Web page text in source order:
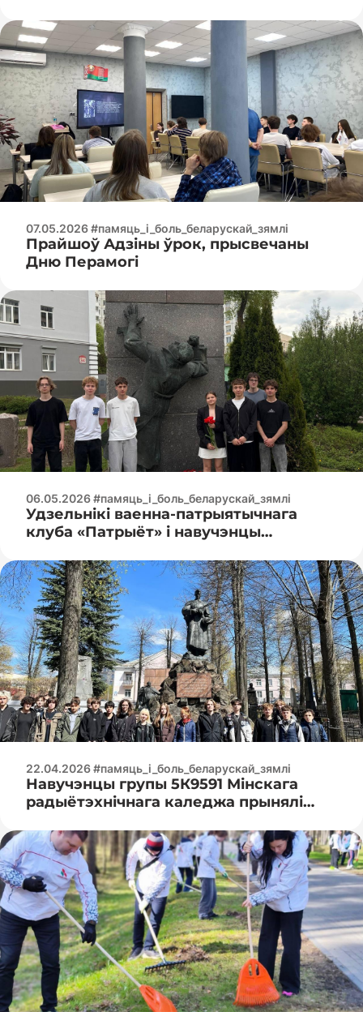
07.05.2026 #памяць_і_боль_беларускай_зямлі
Прайшоў Адзіны ўрок, прысвечаны
Дню Перамогі
06.05.2026 #памяць_і_боль_беларускай_зямлі
Удзельнікі ваенна-патрыятычнага
клуба «Патрыёт» і навучэнцы
помніка кветкі
22.04.2026 #памяць_і_боль_беларускай_зямлі
Навучэнцы групы 5К9591 Мінскага
радыётэхнічнага каледжа прынялі
могілак.